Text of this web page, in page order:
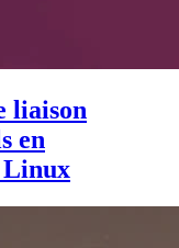
liaison
en
Linux